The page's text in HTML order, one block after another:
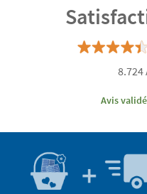
8.724
Avis validé